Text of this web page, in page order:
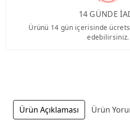
14 GÜNDE
Ürünü 14 gün içerisinde
edebilirsiniz.
Ürün Açıklaması Ürün